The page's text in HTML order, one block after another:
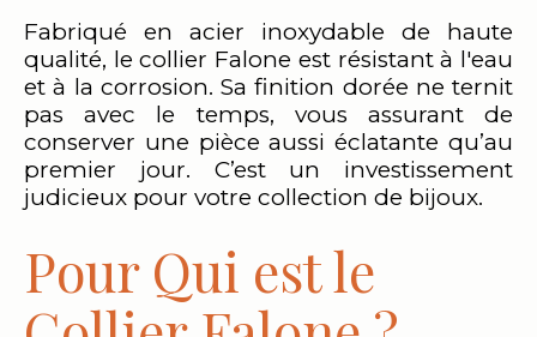
Fabriqué en acier inoxydable de haute
qualité, le collier Falone est résistant à l'eau
et à la corrosion. Sa finition dorée ne ternit
pas avec le temps, vous assurant de
conserver une pièce aussi éclatante qu’au
premier jour. C’est un investissement
judicieux pour votre collection de bijoux.
Pour Qui est le